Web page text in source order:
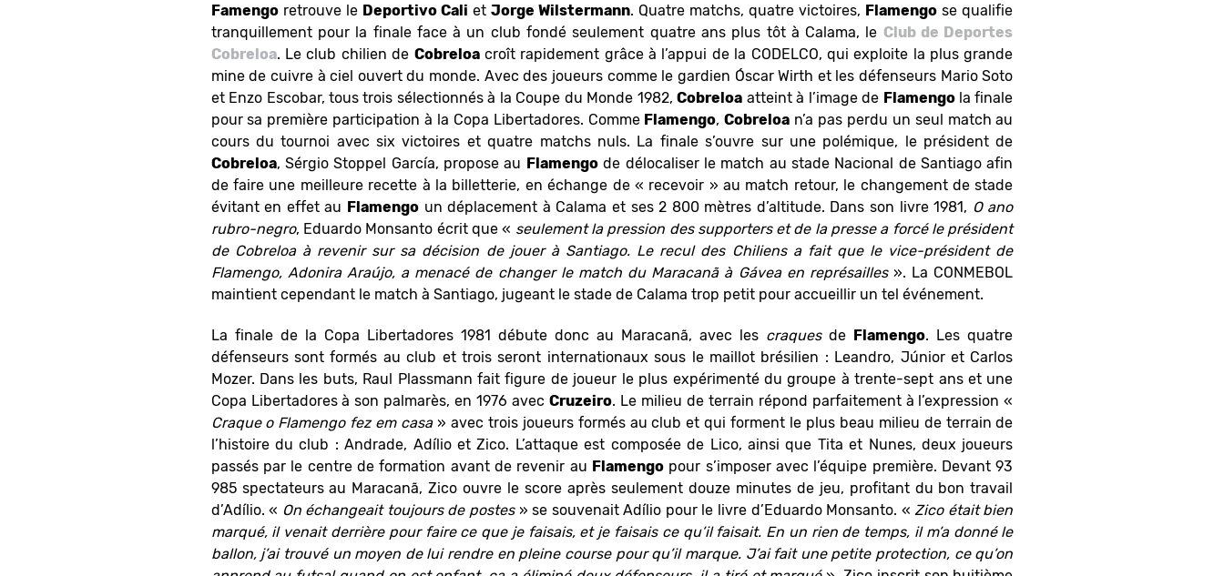
Famengoretrouve le Deportivo Cali et Jorge Wilstermann. Quatre matchs, quatre victoires, Flamengo se qualifie
tranquillement pour la finale face à un club fondé seulement quatre ans plus tôt à Calama, le Club de Deportes
Cobreloa. Le club chilien de Cobreloacroît rapidement grâce à l’appui de la CODELCO, qui exploite la plus grande
mine de cuivre à ciel ouvert du monde. Avec des joueurs comme le gardien Óscar Wirth et les défenseurs Mario Soto
et Enzo Escobar, tous trois sélectionnés à la Coupe du Monde 1982,Cobreloa atteint à l’image de Flamengola finale
pour sa première participation à la Copa Libertadores. Comme Flamengo,Cobreloa n’a pas perdu un seul match au
cours du tournoi avec six victoires et quatre matchs nuls. La finale s’ouvre sur une polémique, le président de
Cobreloa, Sérgio Stoppel García, propose au Flamengode délocaliser le match au stade Nacional de Santiago afin
de faire une meilleure recette à la billetterie, en échange de « recevoir » au match retour, le changement de stade
évitant en effet au Flamengoun déplacement à Calama et ses 2 800 mètres d’altitude. Dans son livre 1981, O ano
rubro-negro, Eduardo Monsanto écrit que « seulement la pression des supporters et de la presse a forcé le président
de Cobreloa à revenir sur sa décision de jouer à Santiago. Le recul des Chiliens a fait que le vice-président de
Flamengo, Adonira Araújo, a menacé de changer le match du Maracanã à Gávea en représailles». La CONMEBOL
maintient cependant le match à Santiago, jugeant le stade de Calama trop petit pour accueillir un tel événement.
La finale de la Copa Libertadores 1981 débute donc au Maracanã, avec les craquesde Flamengo. Les quatre
défenseurs sont formés au club et trois seront internationaux sous le maillot brésilien : Leandro, Júnior et Carlos
Mozer. Dans les buts, Raul Plassmann fait figure de joueur le plus expérimenté du groupe à trente-sept ans et une
Copa Libertadores à son palmarès, en 1976 avecCruzeiro. Le milieu de terrain répond parfaitement à l’expression «
Craque o Flamengo fez em casa» avec trois joueurs formés au club et qui forment le plus beau milieu de terrain de
l’histoire du club : Andrade, Adílio et Zico. L’attaque est composée de Lico, ainsi que Tita et Nunes, deux joueurs
passés par le centre de formation avant de revenir au Flamengo pour s’imposer avec l’équipe première. Devant 93
985 spectateurs au Maracanã, Zico ouvre le score après seulement douze minutes de jeu, profitant du bon travail
d’Adílio. « On échangeait toujours de postes» se souvenait Adílio pour le livre d’Eduardo Monsanto. « Zico était bien
marqué, il venait derrière pour faire ce que je faisais, et je faisais ce qu’il faisait. En un rien de temps, il m’a donné le
ballon, j’ai trouvé un moyen de lui rendre en pleine course pour qu’il marque. J’ai fait une petite protection, ce qu’on